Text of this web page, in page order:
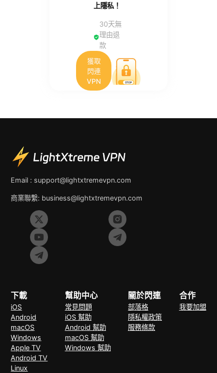
上隱私！
30天無
理由退
款
獲取
閃連
VPN
Email : support@lightxtremevpn.com
商業聯繫: business@lightxtremevpn.com
下載
iOS
Android
macOS
Windows
Apple TV
Android TV
Linux
幫助中心
常見問題
iOS 幫助
Android 幫助
macOS 幫助
Windows 幫助
關於閃連
部落格
隱私權政策
服務條款
合作
我要加盟